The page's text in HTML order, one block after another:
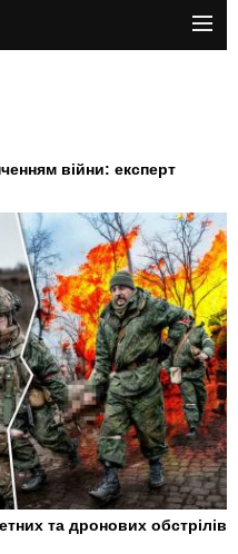
війни: експерт
та дронових обстрілів